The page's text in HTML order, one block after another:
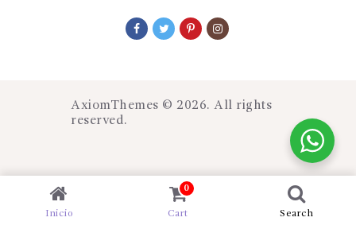
AxiomThemes © 2026. All rights
reserved.
Inicio
0
Cart Search